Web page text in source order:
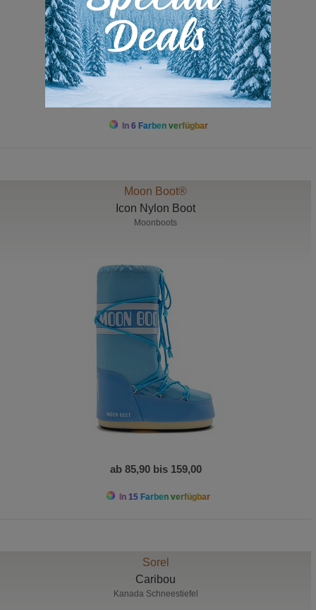
ab 135,00 bis 149,00
In 6 Farben verfügbar
Moon Boot®
Icon Nylon Boot
Moonboots
ab 85,90 bis 159,00
In 15 Farben verfügbar
Sorel
Caribou
Kanada Schneestiefel